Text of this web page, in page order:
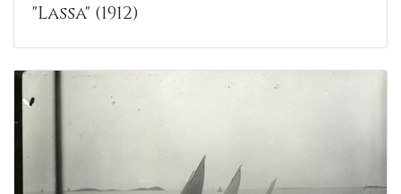
"Lassa" (1912)